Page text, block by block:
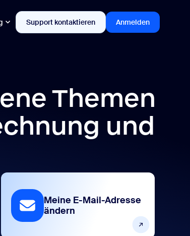
Support kontaktieren Anmelden
Themen
und
Meine E-Mail-Adresse
ändern